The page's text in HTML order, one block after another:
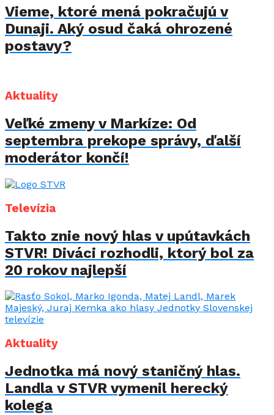
Vieme, ktoré mená pokračujú v
Dunaji. Aký osud čaká ohrozené
postavy?
Aktuality
Veľké zmeny v Markíze: Od
septembra prekope správy, ďalší
moderátor končí!
Televízia
Takto znie nový hlas v upútavkách
STVR! Diváci rozhodli, ktorý bol za
20 rokov najlepší
Aktuality
Jednotka má nový staničný hlas.
Landla v STVR vymenil herecký
kolega